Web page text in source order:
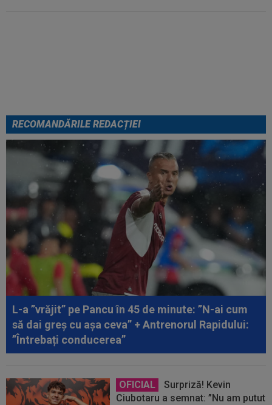
RECOMANDĂRILE REDACȚIEI
L-a ”vrăjit” pe Pancu în 45 de minute: ”N-ai cum
să dai greș cu așa ceva” + Antrenorul Rapidului:
”Întrebați conducerea”
OFICIAL
Surpriză! Kevin
Ciubotaru a semnat: ”Nu am putut